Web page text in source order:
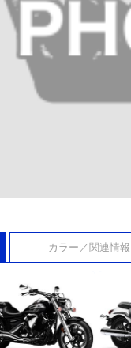
カラー／関連情報